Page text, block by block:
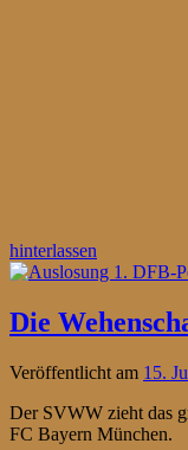
hinterlassen
Die
Veröffentlicht am 15.
Der SVWW zieht das
FC Bayern München.